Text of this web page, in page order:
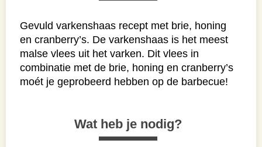
Gevuld varkenshaas recept met brie, honing
en cranberry’s. De varkenshaas is het meest
malse vlees uit het varken. Dit vlees in
combinatie met de brie, honing en cranberry’s
moét je geprobeerd hebben op de barbecue!
Wat heb je nodig?